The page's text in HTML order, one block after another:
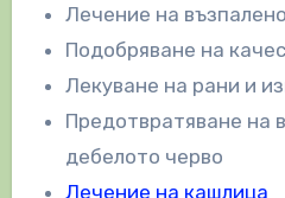
Лечение на
Подобряване на
Лекуване на рани и
Предотвратяване на
дебелото черво
Лечение на кашлица